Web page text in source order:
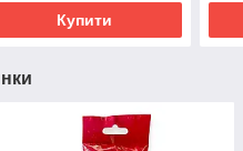
Купити